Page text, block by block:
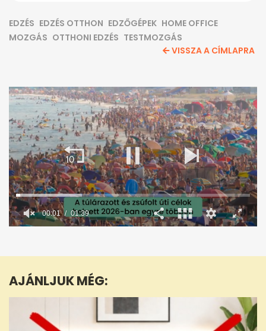
EDZÉS EDZÉS OTTHON EDZŐGÉPEK HOME OFFICE
MOZGÁS OTTHONI EDZÉS TESTMOZGÁS
VISSZA A CÍMLAPRA
1
39
seconds
AJÁNLJUK MÉG: